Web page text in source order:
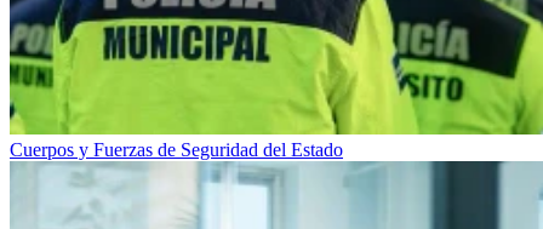
Cuerpos y Fuerzas de Seguridad del Estado